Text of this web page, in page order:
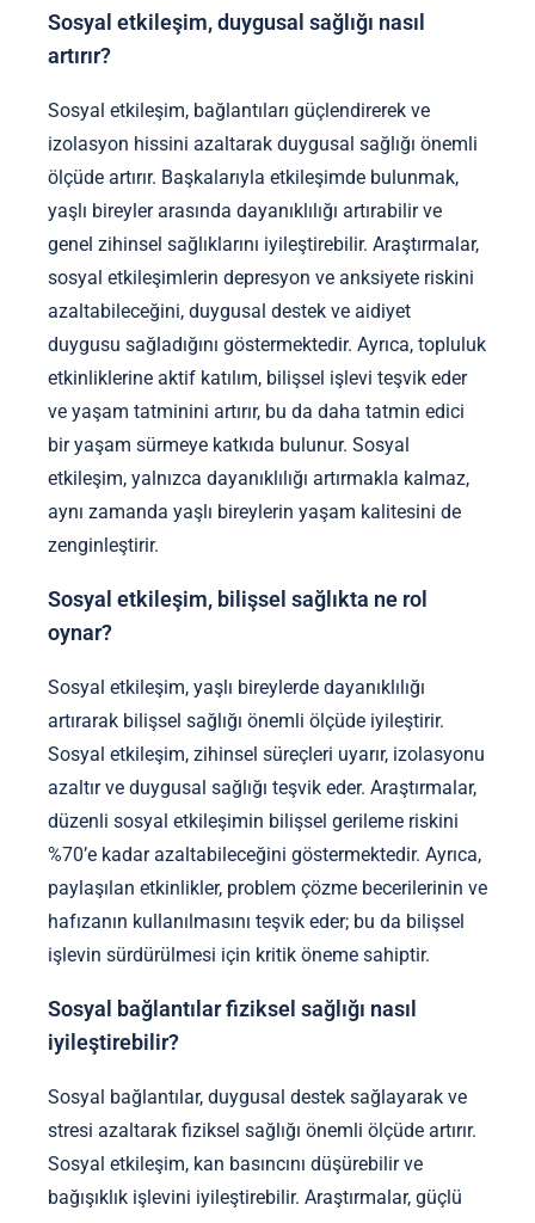
Sosyal etkileşim, duygusal sağlığı nasıl
artırır?
Sosyal etkileşim, bağlantıları güçlendirerek ve
izolasyon hissini azaltarak duygusal sağlığı önemli
ölçüde artırır. Başkalarıyla etkileşimde bulunmak,
yaşlı bireyler arasında dayanıklılığı artırabilir ve
genel zihinsel sağlıklarını iyileştirebilir. Araştırmalar,
sosyal etkileşimlerin depresyon ve anksiyete riskini
azaltabileceğini, duygusal destek ve aidiyet
duygusu sağladığını göstermektedir. Ayrıca, topluluk
etkinliklerine aktif katılım, bilişsel işlevi teşvik eder
ve yaşam tatminini artırır, bu da daha tatmin edici
bir yaşam sürmeye katkıda bulunur. Sosyal
etkileşim, yalnızca dayanıklılığı artırmakla kalmaz,
aynı zamanda yaşlı bireylerin yaşam kalitesini de
zenginleştirir.
Sosyal etkileşim, bilişsel sağlıkta ne rol
oynar?
Sosyal etkileşim, yaşlı bireylerde dayanıklılığı
artırarak bilişsel sağlığı önemli ölçüde iyileştirir.
Sosyal etkileşim, zihinsel süreçleri uyarır, izolasyonu
azaltır ve duygusal sağlığı teşvik eder. Araştırmalar,
düzenli sosyal etkileşimin bilişsel gerileme riskini
%70’e kadar azaltabileceğini göstermektedir. Ayrıca,
paylaşılan etkinlikler, problem çözme becerilerinin ve
hafızanın kullanılmasını teşvik eder; bu da bilişsel
işlevin sürdürülmesi için kritik öneme sahiptir.
Sosyal bağlantılar fiziksel sağlığı nasıl
iyileştirebilir?
Sosyal bağlantılar, duygusal destek sağlayarak ve
stresi azaltarak fiziksel sağlığı önemli ölçüde artırır.
Sosyal etkileşim, kan basıncını düşürebilir ve
bağışıklık işlevini iyileştirebilir. Araştırmalar, güçlü